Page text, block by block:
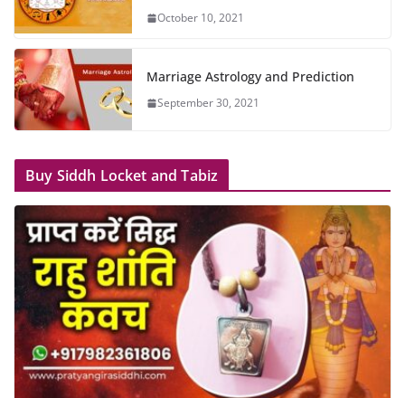
October 10, 2021
Marriage Astrology and Prediction
September 30, 2021
Buy Siddh Locket and Tabiz